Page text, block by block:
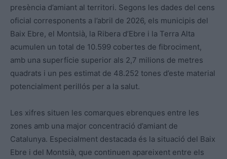
presència d’amiant al territori. Segons les dades del cens
oficial corresponents a l’abril de 2026, els municipis del
Baix Ebre, el Montsià, la Ribera d’Ebre i la Terra Alta
acumulen un total de 10.599 cobertes de fibrociment,
amb una superfície superior als 2,7 milions de metres
quadrats i un pes estimat de 48.252 tones d’este material
potencialment perillós per a la salut.
Les xifres situen les comarques ebrenques entre les
zones amb una major concentració d’amiant de
Catalunya. Especialment destacada és la situació del Baix
Ebre i del Montsià, que continuen apareixent entre els